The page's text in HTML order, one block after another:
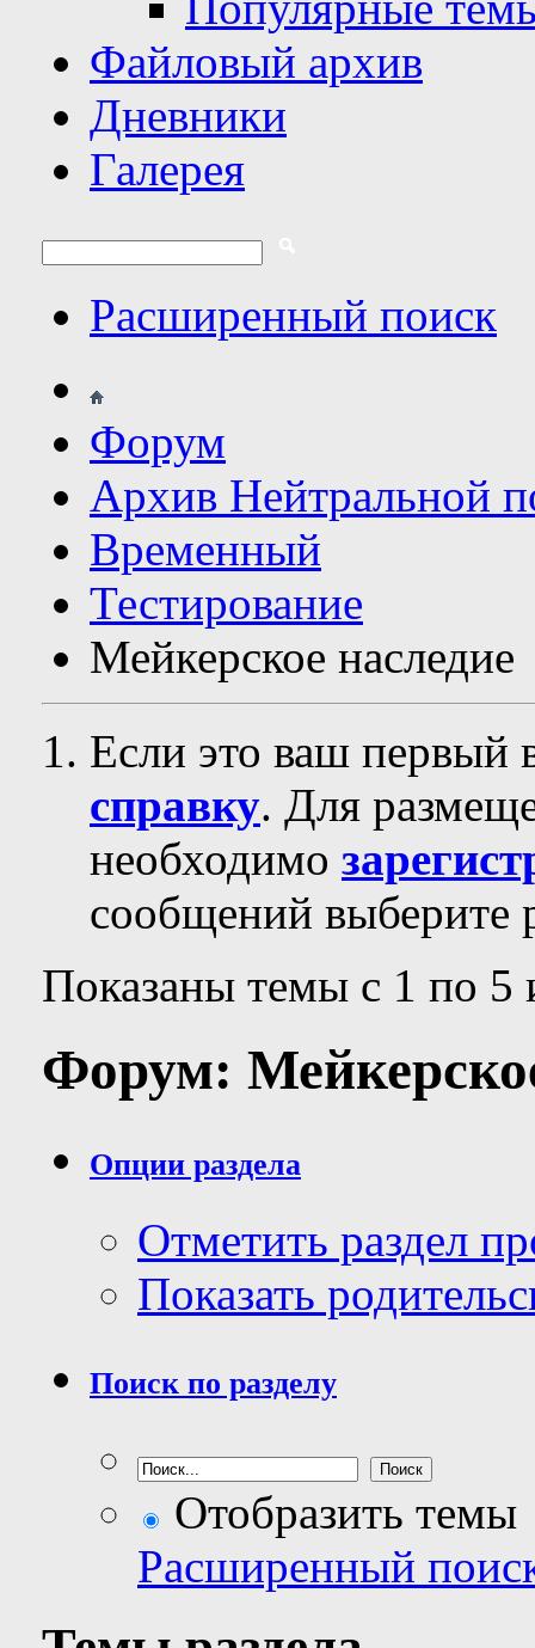
Файловый архив
Дневники
Галерея
Расширенный поиск
Форум
Архив Нейтральной
Временный
Тестирование
Мейкерское наследие
Если это ваш первый
справку. Для
необходимо
сообщений выберите
Показаны темы с 1 по 5
Форум:
Опции раздела
Отметить раздел
Показать
Поиск по разделу
Отобразить темы
Расширенный